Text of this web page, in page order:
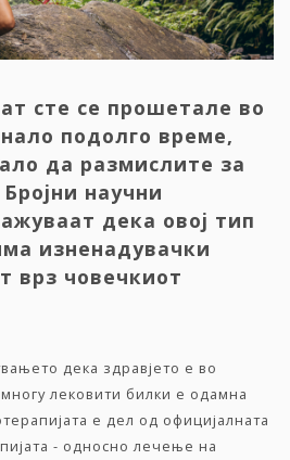
сте се прошетале во
подолго време,
да размислите за
научни
дека овој тип
изненадувачки
врз човечкиот
дека здравјето е во
лековити билки е одамна
е дел од официјалната
- односно лечење на